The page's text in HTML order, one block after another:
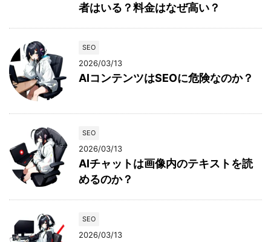
者はいる？料金はなぜ高い？
SEO
2026/03/13
AIコンテンツはSEOに危険なのか？
SEO
2026/03/13
AIチャットは画像内のテキストを読
めるのか？
SEO
2026/03/13